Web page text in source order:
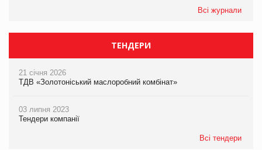
Всі журнали
ТЕНДЕРИ
21 січня 2026
ТДВ «Золотоніський маслоробний комбінат»
03 липня 2023
Тендери компанії
Всі тендери